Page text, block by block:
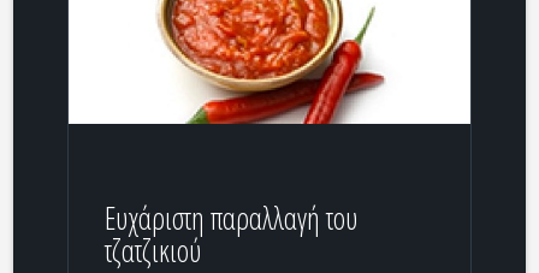
Ευχάριστη παραλλαγή του
τζατζικιού